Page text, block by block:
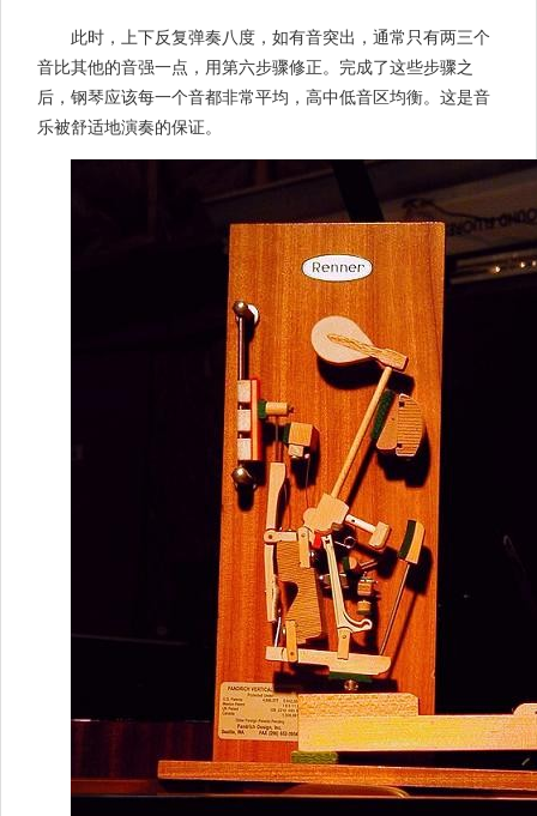
此时，上下反复弹奏八度，如有音突出，通常只有两三个
音比其他的音强一点，用第六步骤修正。完成了这些步骤之
后，钢琴应该每一个音都非常平均，高中低音区均衡。这是音
乐被舒适地演奏的保证。